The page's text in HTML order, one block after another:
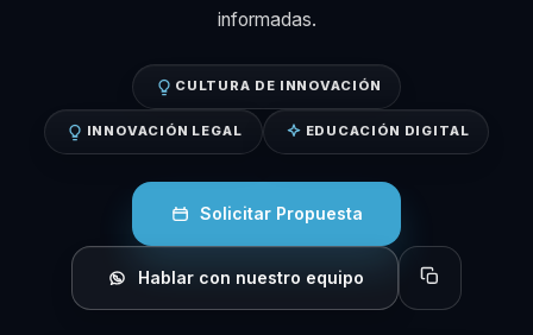
informadas.
CULTURA DE INNOVACIÓN
INNOVACIÓN LEGAL EDUCACIÓN DIGITAL
Solicitar Propuesta
Hablar con nuestro equipo Copiar perfil